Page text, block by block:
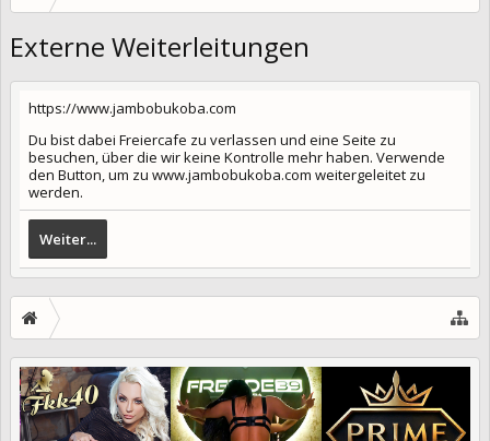
Externe Weiterleitungen
https://www.jambobukoba.com
Du bist dabei Freiercafe zu verlassen und eine Seite zu
besuchen, über die wir keine Kontrolle mehr haben. Verwende
den Button, um zu www.jambobukoba.com weitergeleitet zu
werden.
Weiter...